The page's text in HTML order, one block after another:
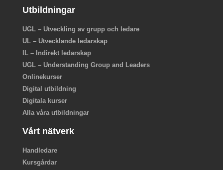
Utbildningar
UGL – Utveckling av grupp och ledare
UL – Utvecklande ledarskap
IL – Indirekt ledarskap
UGL – Understanding Group and Leaders
Onlinekurser
Digital utbildning
Digitala kurser
Alla våra utbildningar
Vårt nätverk
Handledare
Kursgårdar